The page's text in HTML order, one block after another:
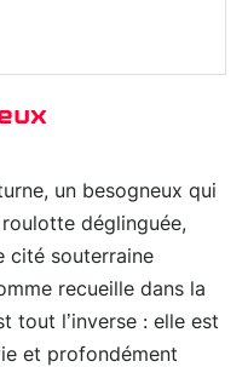
un besogneux qui
déglinguée,
cité souterraine
recueille dans la
tout l’inverse : elle est
et profondément